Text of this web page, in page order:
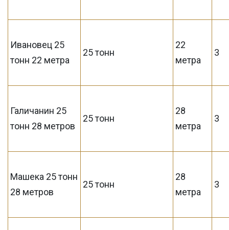
Ивановец 25
тонн 22 метра
25 тонн
22
метра
3
Галичанин 25
тонн 28 метров
25 тонн
28
метра
3
Машека 25 тонн
28 метров
25 тонн
28
метра
3